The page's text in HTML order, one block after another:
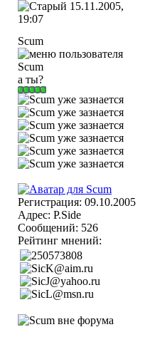
15.11.2005,
19:07
Scum
а ты?
Регистрация: 09.10.2005
Адрес: P.Side
Сообщений: 526
Рейтинг мнений: